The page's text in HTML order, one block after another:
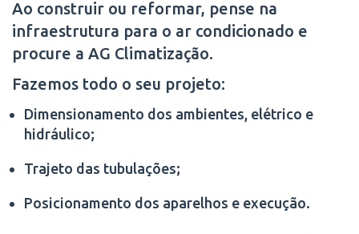
Ao construir ou reformar, pense na
infraestrutura para o ar condicionado e
procure a AG Climatização.
Fazemos todo o seu projeto:
Dimensionamento dos ambientes, elétrico e
hidráulico;
Trajeto das tubulações;
Posicionamento dos aparelhos e execução.